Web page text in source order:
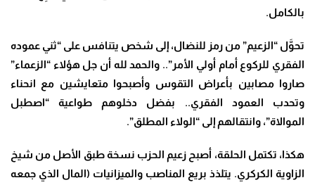
بالكامل.
تحوَّل “الزعيم” من رمز للنضال، إلى شخص يتنافس على “ثني عموده
الفقري للركوع أمام أولي الأمر”.. والحمد لله أن جل هؤلاء “الزعماء”
صاروا مصابين بأعراض التقوس وأصبحوا متعايشين مع انحناء
وتحدب العمود الفقري.. بفضل دخلوهم طواعية “اصطبل
الموالاة”، وانتقالهم إلى “الولاء المطلق”.
هكذا، تكتمل الحلقة، أصبح زعيم الحزب نسخة طبق الأصل من شيخ
الزاوية الكركري. يتلذذ بريع المناصب والميزانيات (المال الذي جمعه